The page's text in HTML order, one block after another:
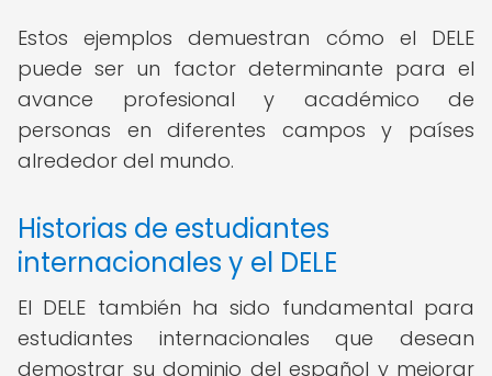
Estos ejemplos demuestran cómo el DELE
puede ser un factor determinante para el
avance profesional y académico de
personas en diferentes campos y países
alrededor del mundo.
Historias de estudiantes
internacionales y el DELE
El DELE también ha sido fundamental para
estudiantes internacionales que desean
demostrar su dominio del español y mejorar